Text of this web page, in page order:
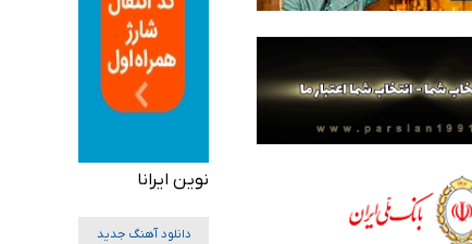
نوین ایرانا
دانلود آهنگ جدید